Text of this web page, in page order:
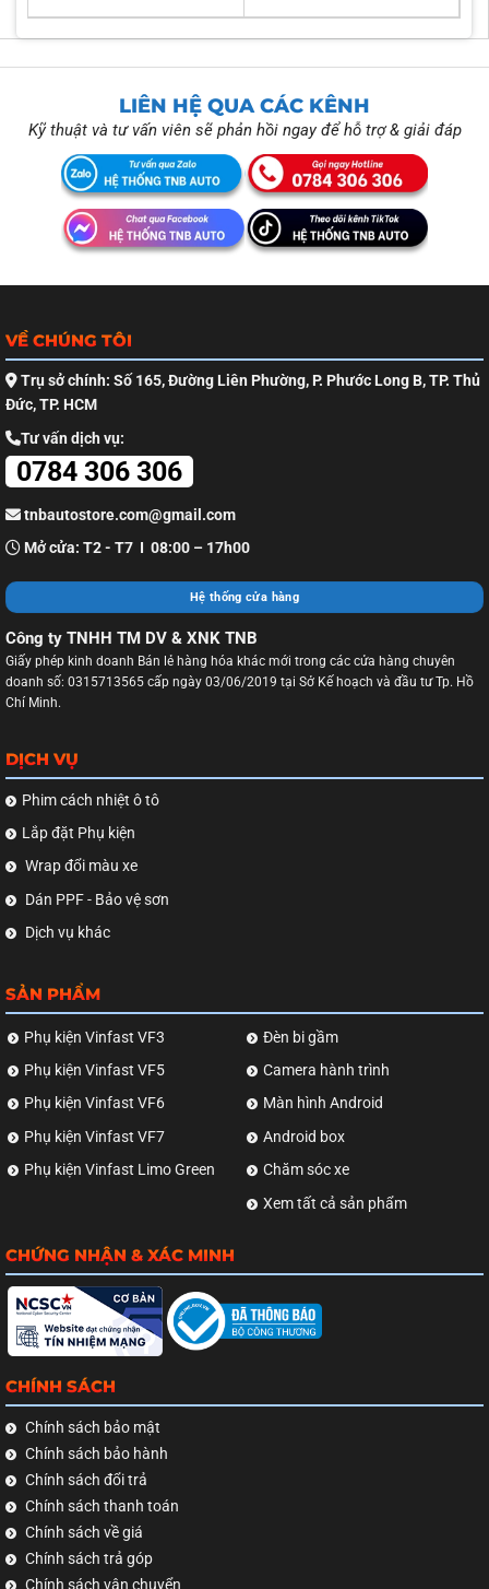
LIÊN HỆ QUA CÁC KÊNH
Kỹ thuật và tư vấn viên sẽ phản hồi ngay để hỗ trợ & giải đáp
VỀ CHÚNG TÔI
Trụ sở chính: Số 165, Đường Liên Phường, P. Phước Long B, TP. Thủ
Đức, TP. HCM
Tư vấn dịch vụ:
0784 306 306
tnbautostore.com@gmail.com
Mở cửa: T2 - T7 I 08:00 – 17h00
Hệ thống cửa hàng
Công ty TNHH TM DV & XNK TNB
Giấy phép kinh doanh Bán lẻ hàng hóa khác mới trong các cửa hàng chuyên
doanh số: 0315713565 cấp ngày 03/06/2019 tại Sở Kế hoạch và đầu tư Tp. Hồ
Chí Minh.
DỊCH VỤ
Phim cách nhiệt ô tô
Lắp đặt Phụ kiện
Wrap đổi màu xe
Dán PPF - Bảo vệ sơn
Dịch vụ khác
SẢN PHẨM
Phụ kiện Vinfast VF3
Phụ kiện Vinfast VF5
Phụ kiện Vinfast VF6
Phụ kiện Vinfast VF7
Phụ kiện Vinfast Limo Green
Đèn bi gầm
Camera hành trình
Màn hình Android
Android box
Chăm sóc xe
Xem tất cả sản phẩm
CHỨNG NHẬN & XÁC MINH
CHÍNH SÁCH
Chính sách bảo mật
Chính sách bảo hành
Chính sách đổi trả
Chính sách thanh toán
Chính sách về giá
Chính sách trả góp
Chính sách vận chuyển